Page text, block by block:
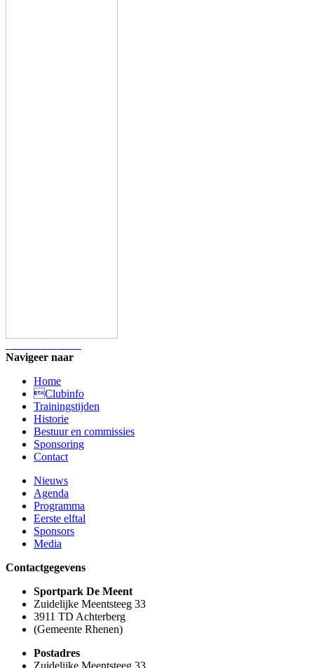
Navigeer naar
Home
Clubinfo
Trainingstijden
Historie
Bestuur en commissies
Sponsoring
Contact
Nieuws
Agenda
Programma
Eerste elftal
Sponsors
Media
Contactgegevens
Sportpark De Meent
Zuidelijke Meentsteeg 33
3911 TD Achterberg
(Gemeente Rhenen)
Postadres
Zuidelijke Meentsteeg 33